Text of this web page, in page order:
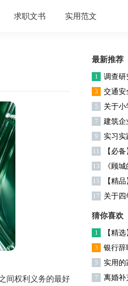
求职文书 实用范文
间权利义务的最好
最新推荐
1 调查研
3 交通安
5
关于小
演讲稿
7 建筑企
9 实习实
11
【必
人作文集
13 《顾
15
【精
人作文集
17
关于四
作文4篇
猜你喜欢
1
【精
文300字
3 银行辞
5 实用的
7
离婚补